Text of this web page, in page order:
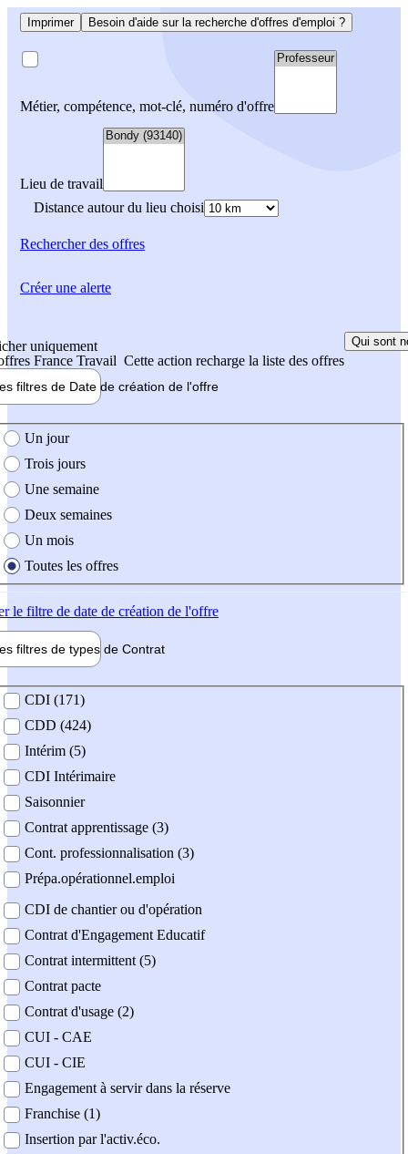
Imprimer Besoin d'aide sur la recherche d'offres d'emploi ?
Métier, compétence, mot-clé, numéro d'offre
Lieu de travail
Distance autour du lieu choisi
Rechercherdes offres
uniquement
France Travail Cette action recharge la liste des offres
Qui sont
filtres de Date de création de l'offre
création de l'offre
Un jour
Trois jours
Une semaine
Deux semaines
Un mois
Toutes les offres
le filtre de date de création de l'offre
filtres de types de Contrat
contrat
CDI (171)
CDD (424)
Intérim (5)
CDI Intérimaire
Saisonnier
Contrat apprentissage (3)
Cont. professionnalisation (3)
Prépa.opérationnel.emploi
CDI de chantier ou d'opération
Contrat d'Engagement Educatif
Contrat intermittent (5)
Contrat pacte
Contrat d'usage (2)
CUI - CAE
CUI - CIE
Engagement à servir dans la réserve
Franchise (1)
Insertion par l'activ.éco.
Créer une alerte